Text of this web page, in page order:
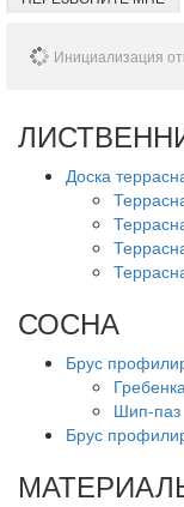
Инициализация
Доска
СОСНА
Брус
Гребенка
Шип-паз
Брус